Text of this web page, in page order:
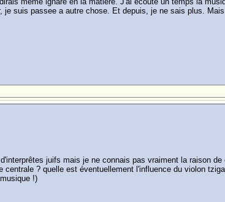
suis passee a autre chose. Et depuis, je ne sais plus.
juifs mais je ne connais pas vraiment la raison
centrale ? quelle est éventuellement l'influence du violon
!)